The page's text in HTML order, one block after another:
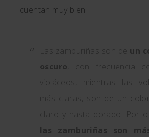
cuentan muy bien:
Las zamburiñas son de un
oscuro , con frecuencia
violáceos, mientras las
más claras, son de un color
claro y hasta dorado. Por
las zamburiñas son